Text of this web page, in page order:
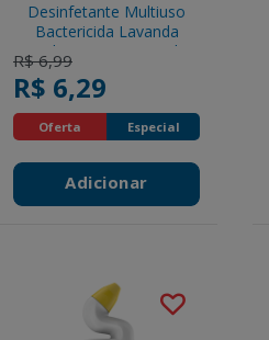
Desinfetante Multiuso
Bactericida Lavanda
Pinho Urca Frasco 2l
Price reduced from
R$ 6,99to
R$ 6,29
Oferta Especial
Adicionar